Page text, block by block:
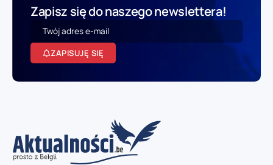
Zapisz się do naszego newslettera!
ZAPISUJĘ SIĘ